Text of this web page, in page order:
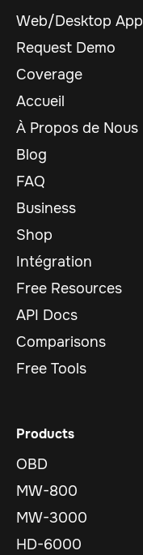
Web/Desktop App
Request Demo
Coverage
Accueil
À Propos de Nous
Blog
FAQ
Business
Shop
Intégration
Free Resources
API Docs
Comparisons
Free Tools
Products
OBD
MW-800
MW-3000
HD-6000